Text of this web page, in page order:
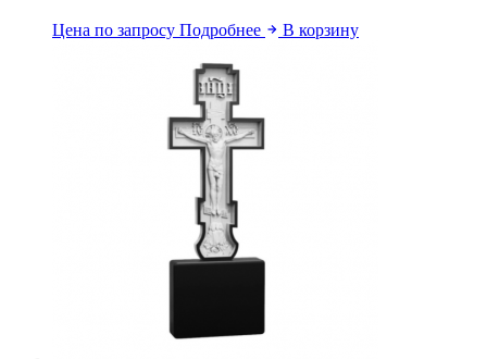
Цена по запросу Подробнее В корзину